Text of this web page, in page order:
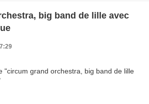
big band de lille avec